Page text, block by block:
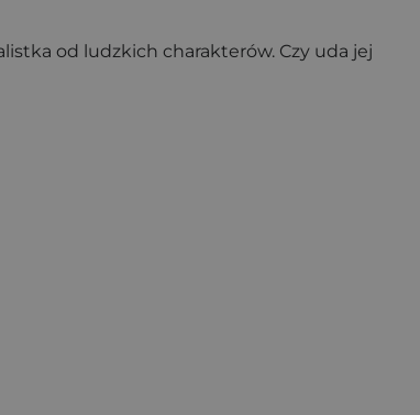
od ludzkich charakterów. Czy uda jej